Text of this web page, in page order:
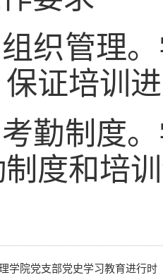
组织管理
保证培训
考勤制度
度和培
院党支部党史学习教育进行时